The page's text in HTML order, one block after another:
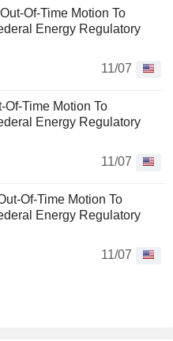
Of-Time Motion To
Energy Regulatory
11/07
Time Motion To
Energy Regulatory
11/07
Of-Time Motion To
Energy Regulatory
11/07